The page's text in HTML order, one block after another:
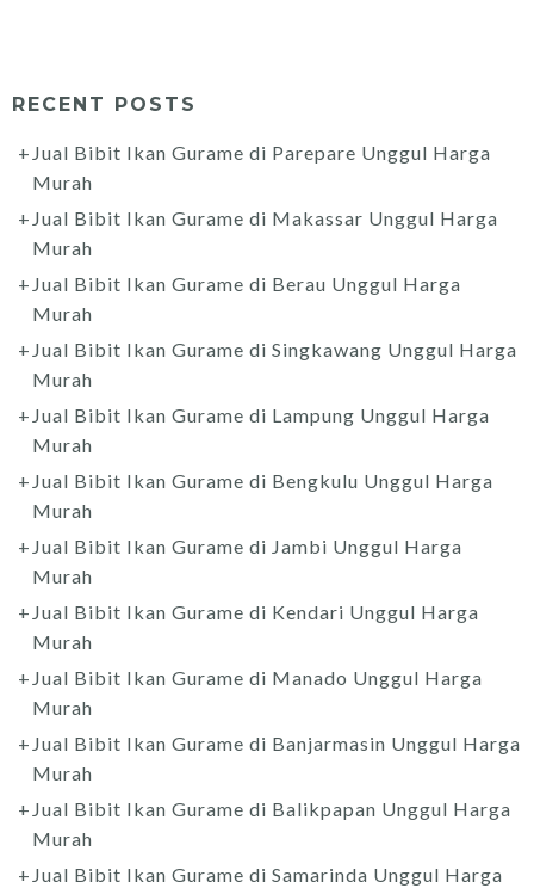
RECENT POSTS
Jual Bibit Ikan Gurame di Parepare Unggul Harga
Murah
Jual Bibit Ikan Gurame di Makassar Unggul Harga
Murah
Jual Bibit Ikan Gurame di Berau Unggul Harga
Murah
Jual Bibit Ikan Gurame di Singkawang Unggul Harga
Murah
Jual Bibit Ikan Gurame di Lampung Unggul Harga
Murah
Jual Bibit Ikan Gurame di Bengkulu Unggul Harga
Murah
Jual Bibit Ikan Gurame di Jambi Unggul Harga
Murah
Jual Bibit Ikan Gurame di Kendari Unggul Harga
Murah
Jual Bibit Ikan Gurame di Manado Unggul Harga
Murah
Jual Bibit Ikan Gurame di Banjarmasin Unggul Harga
Murah
Jual Bibit Ikan Gurame di Balikpapan Unggul Harga
Murah
Jual Bibit Ikan Gurame di Samarinda Unggul Harga